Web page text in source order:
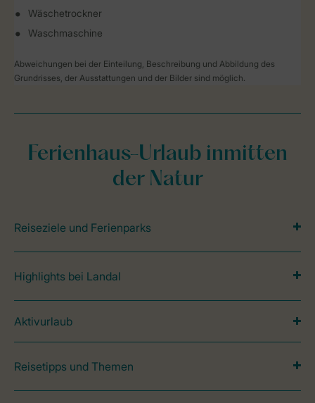
Wäschetrockner
Waschmaschine
Abweichungen bei der Einteilung, Beschreibung und Abbildung des
Grundrisses, der Ausstattungen und der Bilder sind möglich.
Ferienhaus-Urlaub inmitten
der Natur
Reiseziele und Ferienparks
Highlights bei Landal
Aktivurlaub
Reisetipps und Themen